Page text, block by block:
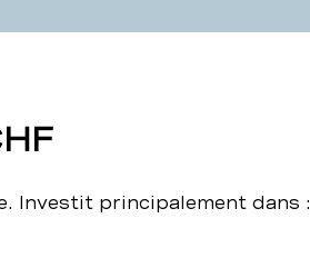
Investit principalement dans :